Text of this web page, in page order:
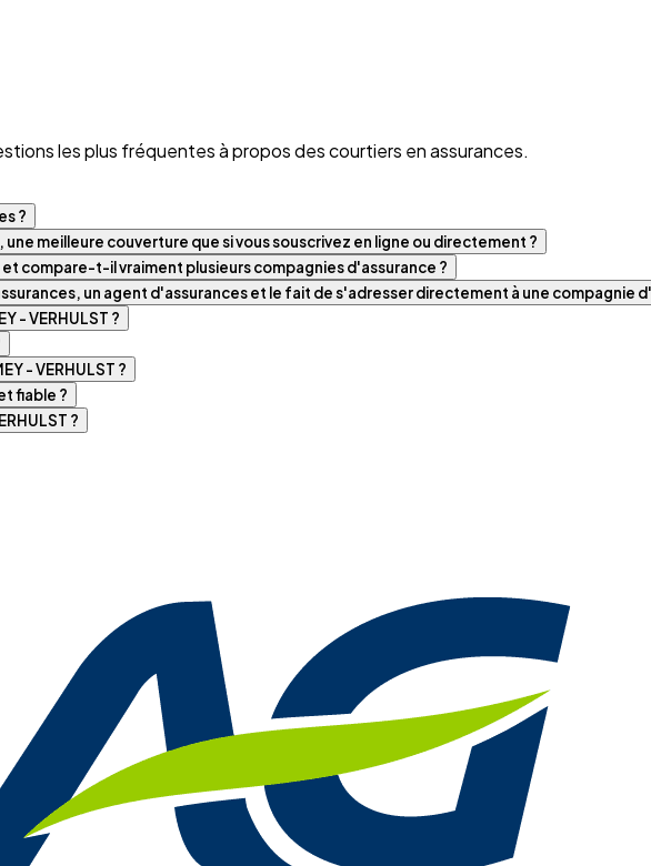
les plus fréquentes à propos des courtiers en assurances.
?
meilleure couverture que si vous souscrivez en ligne ou directement ?
compare-t-il vraiment plusieurs compagnies d'assurance ?
un agent d'assurances et le fait de s'adresser directement à une compagnie
- VERHULST ?
- VERHULST ?
fiable ?
?